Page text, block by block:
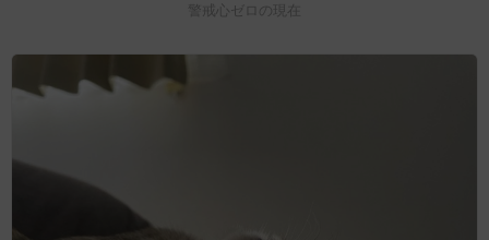
警戒心ゼロの現在